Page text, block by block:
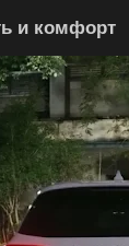
и комфорт